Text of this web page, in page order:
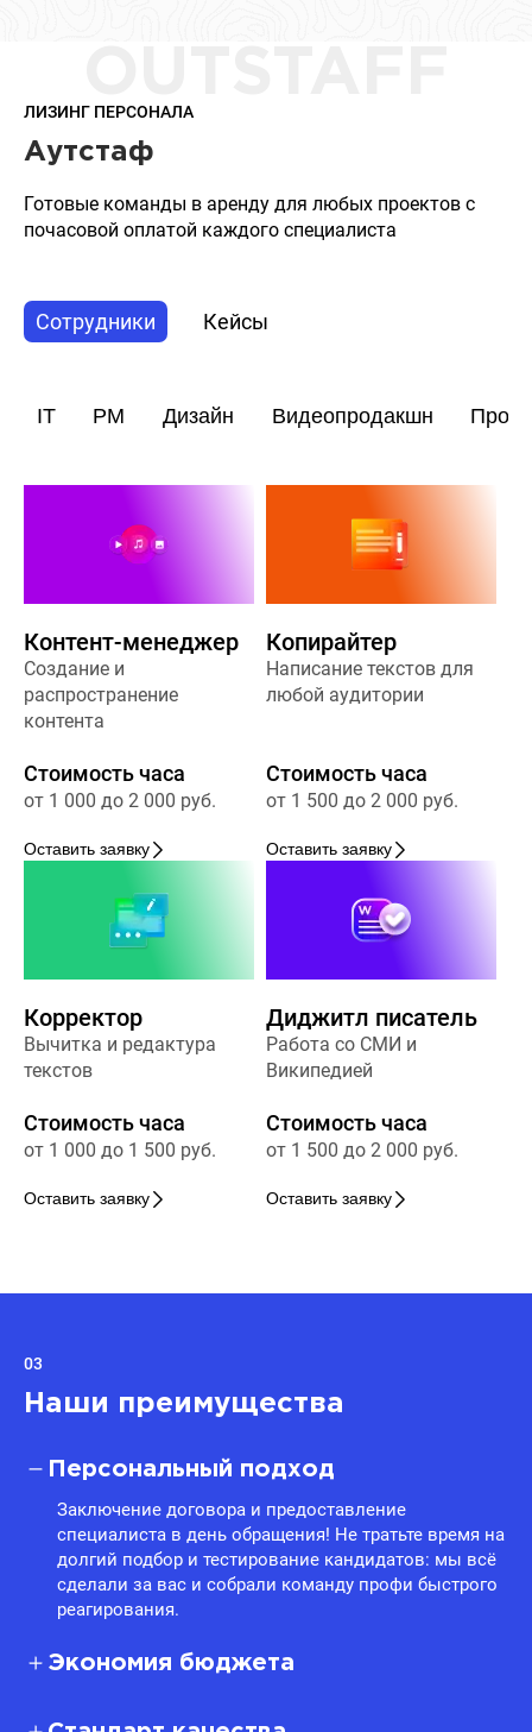
ЛИЗИНГ ПЕРСОНАЛА
Аутстаф
Готовые команды в аренду для любых проектов с
почасовой оплатой каждого специалиста
Сотрудники Кейсы
IT PM Дизайн Видеопродакшн
Контент-менеджер
Создание и
распространение
контента
Стоимость часа
от 1 000 до 2 000 руб.
Оставить заявку
Копирайтер
Написание текстов для
любой аудитории
Стоимость часа
от 1 500 до 2 000 руб.
Оставить заявку
Корректор
Вычитка и редактура
текстов
Стоимость часа
от 1 000 до 1 500 руб.
Оставить заявку
Диджитл писатель
Работа со СМИ и
Википедией
Стоимость часа
от 1 500 до 2 000 руб.
Оставить заявку
03
Наши преимущества
Персональный подход
Заключение договора и предоставление
специалиста в день обращения! Не тратьте время на
долгий подбор и тестирование кандидатов: мы всё
сделали за вас и собрали команду профи быстрого
реагирования.
Экономия бюджета